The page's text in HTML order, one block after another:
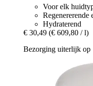
Voor elk
Regenererende
Hydraterend
€ 30,49 (€ 609,80 / l)
Bezorging uiterlijk op